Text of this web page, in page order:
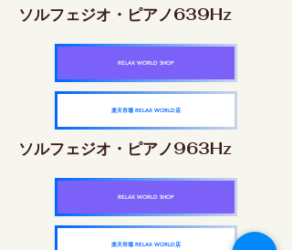
ソルフェジオ・ピアノ639Hz
RELAX WORLD SHOP
楽天市場 RELAX WORLD店
ソルフェジオ・ピアノ963Hz
RELAX WORLD SHOP
楽天市場 RELAX WORLD店